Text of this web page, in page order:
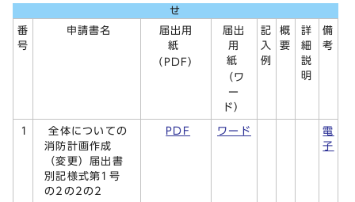
せ
番
号
申請書名
届出用
紙
（PDF）
届出
用
紙
（ワ
ー
ド）
記
入
例
概
要
詳
細
説
明
備
考
1
全体についての
消防計画作成
（変更）届出書
別記様式第1号
の2の2の2
PDF ワード
電
子